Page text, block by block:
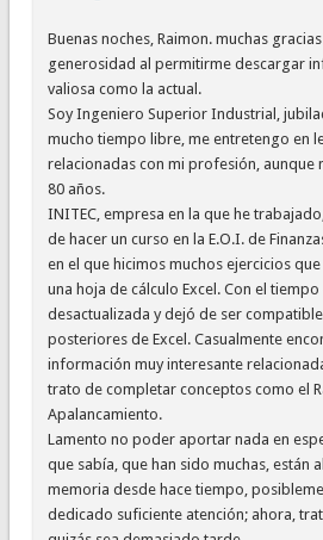
Buenas noches, Raimon. muchas
generosidad al permitirme descargar
valiosa como la actual.
Soy Ingeniero Superior Industrial,
mucho tiempo libre, me entretengo en
relacionadas con mi profesión, aunque
80 años.
INITEC, empresa en la que he
de hacer un curso en la E.O.I. de
en el que hicimos muchos ejercicios
una hoja de cálculo Excel. Con el
desactualizada y dejó de ser
posteriores de Excel. Casualmente
información muy interesante
trato de completar conceptos como el
Apalancamiento.
Lamento no poder aportar nada en
que sabía, que han sido muchas, están
memoria desde hace tiempo,
dedicado suficiente atención; ahora,